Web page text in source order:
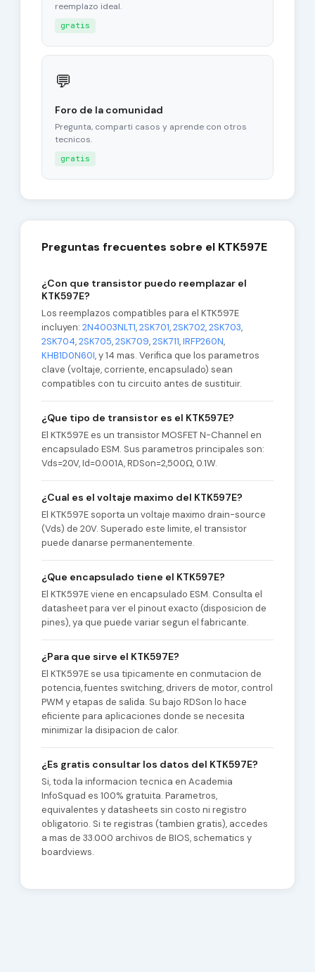
reemplazo ideal.
gratis
💬
Foro de la comunidad
Pregunta, comparti casos y aprende con otros
tecnicos.
gratis
Preguntas frecuentes sobre el KTK597E
¿Con que transistor puedo reemplazar el
KTK597E?
Los reemplazos compatibles para el KTK597E
incluyen: 2N4003NLT1,2SK701,2SK702,2SK703,
2SK704,2SK705,2SK709,2SK711,IRFP260N,
KHB1D0N60I, y 14 mas. Verifica que los parametros
clave (voltaje, corriente, encapsulado) sean
compatibles con tu circuito antes de sustituir.
¿Que tipo de transistor es el KTK597E?
El KTK597E es un transistor MOSFET N-Channel en
encapsulado ESM. Sus parametros principales son:
Vds=20V, Id=0.001A, RDSon=2,500Ω, 0.1W.
¿Cual es el voltaje maximo del KTK597E?
El KTK597E soporta un voltaje maximo drain-source
(Vds) de 20V. Superado este limite, el transistor
puede danarse permanentemente.
¿Que encapsulado tiene el KTK597E?
El KTK597E viene en encapsulado ESM. Consulta el
datasheet para ver el pinout exacto (disposicion de
pines), ya que puede variar segun el fabricante.
¿Para que sirve el KTK597E?
El KTK597E se usa tipicamente en conmutacion de
potencia, fuentes switching, drivers de motor, control
PWM y etapas de salida. Su bajo RDSon lo hace
eficiente para aplicaciones donde se necesita
minimizar la disipacion de calor.
¿Es gratis consultar los datos del KTK597E?
Si, toda la informacion tecnica en Academia
InfoSquad es 100% gratuita. Parametros,
equivalentes y datasheets sin costo ni registro
obligatorio. Si te registras (tambien gratis), accedes
a mas de 33.000 archivos de BIOS, schematics y
boardviews.